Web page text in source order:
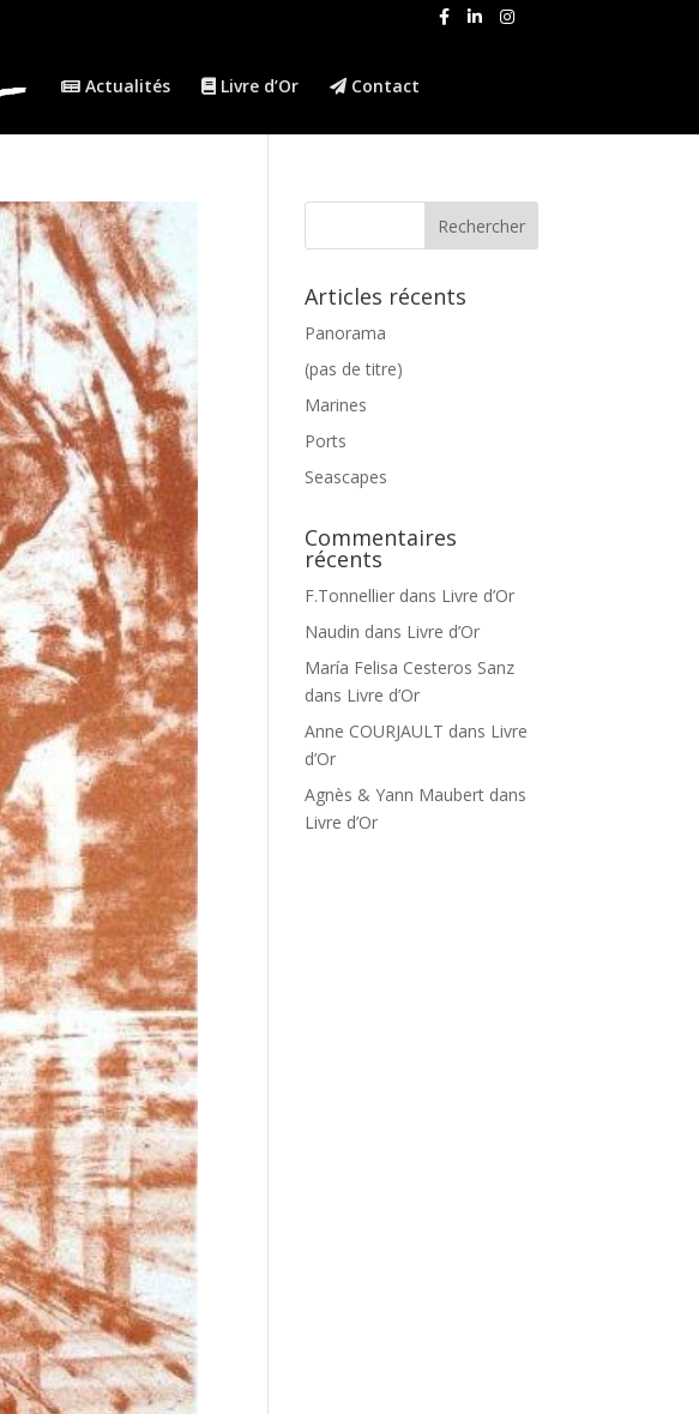
Actualités Livre d’Or Contact
Articles récents
Panorama
(pas de titre)
Marines
Ports
Seascapes
Commentaires
récents
F.Tonnellier dans Livre d’Or
Naudin dans Livre d’Or
María Felisa Cesteros Sanz
dans Livre d’Or
Anne COURJAULT dans Livre
d’Or
Agnès & Yann Maubert dans
Livre d’Or